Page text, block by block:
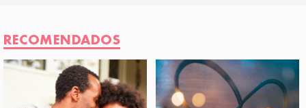
RECOMENDADOS